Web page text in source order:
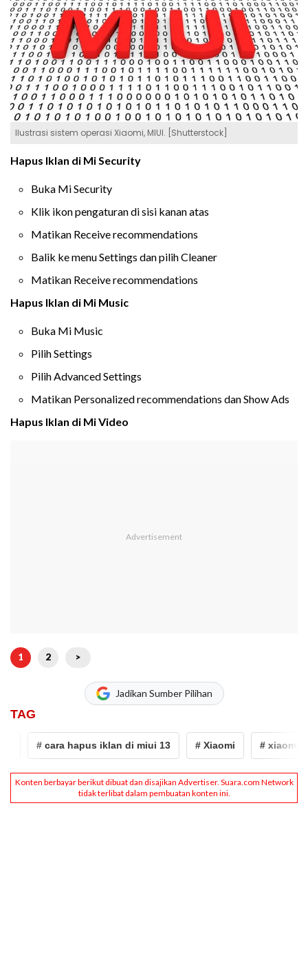
Ilustrasi sistem operasi Xiaomi, MIUI. [Shutterstock]
Hapus Iklan di Mi Security
Buka Mi Security
Klik ikon pengaturan di sisi kanan atas
Matikan Receive recommendations
Balik ke menu Settings dan pilih Cleaner
Matikan Receive recommendations
Hapus Iklan di Mi Music
Buka Mi Music
Pilih Settings
Pilih Advanced Settings
Matikan Personalized recommendations dan Show Ads
Hapus Iklan di Mi Video
1 2 >
Jadikan Sumber Pilihan
TAG
# cara hapus iklan di miui 13 # Xiaomi # xiaomi